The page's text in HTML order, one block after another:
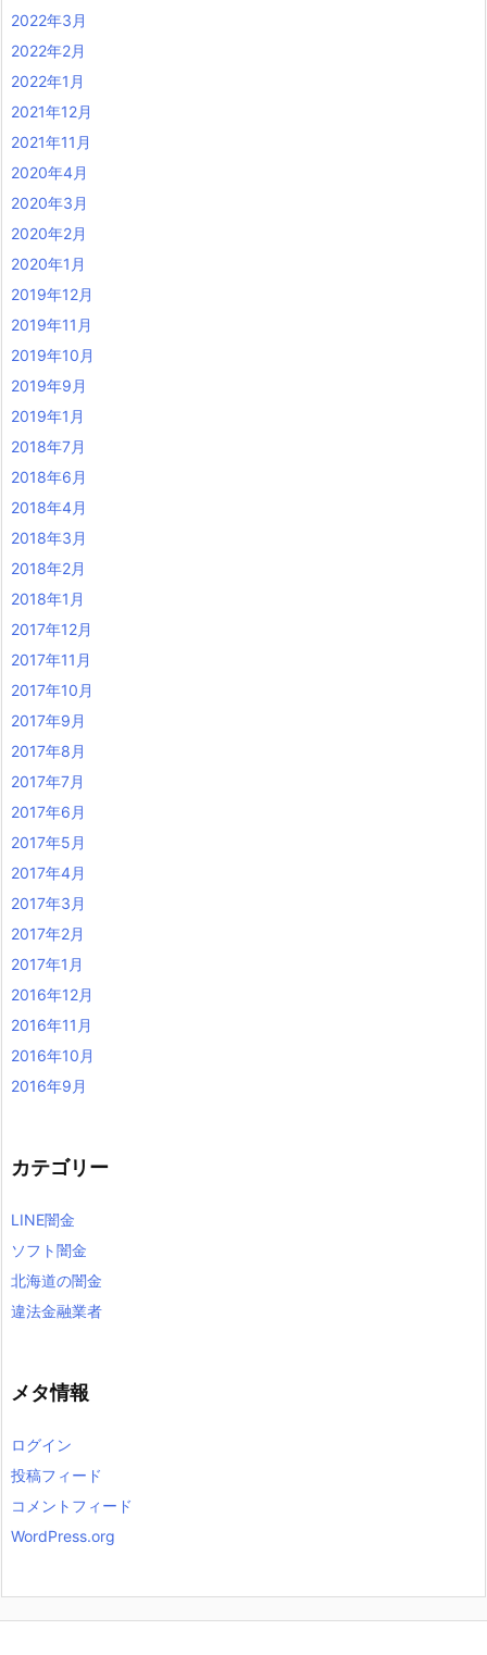
2022年3月
2022年2月
2022年1月
2021年12月
2021年11月
2020年4月
2020年3月
2020年2月
2020年1月
2019年12月
2019年11月
2019年10月
2019年9月
2019年1月
2018年7月
2018年6月
2018年4月
2018年3月
2018年2月
2018年1月
2017年12月
2017年11月
2017年10月
2017年9月
2017年8月
2017年7月
2017年6月
2017年5月
2017年4月
2017年3月
2017年2月
2017年1月
2016年12月
2016年11月
2016年10月
2016年9月
カテゴリー
LINE闇金
ソフト闇金
北海道の闇金
違法金融業者
メタ情報
ログイン
投稿フィード
コメントフィード
WordPress.org